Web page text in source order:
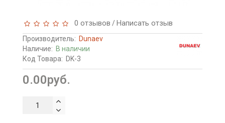
0 отзывов /Написать отзыв
Производитель: Dunaev
Наличие: В наличии
Код Товара: DK-3
0.00руб.